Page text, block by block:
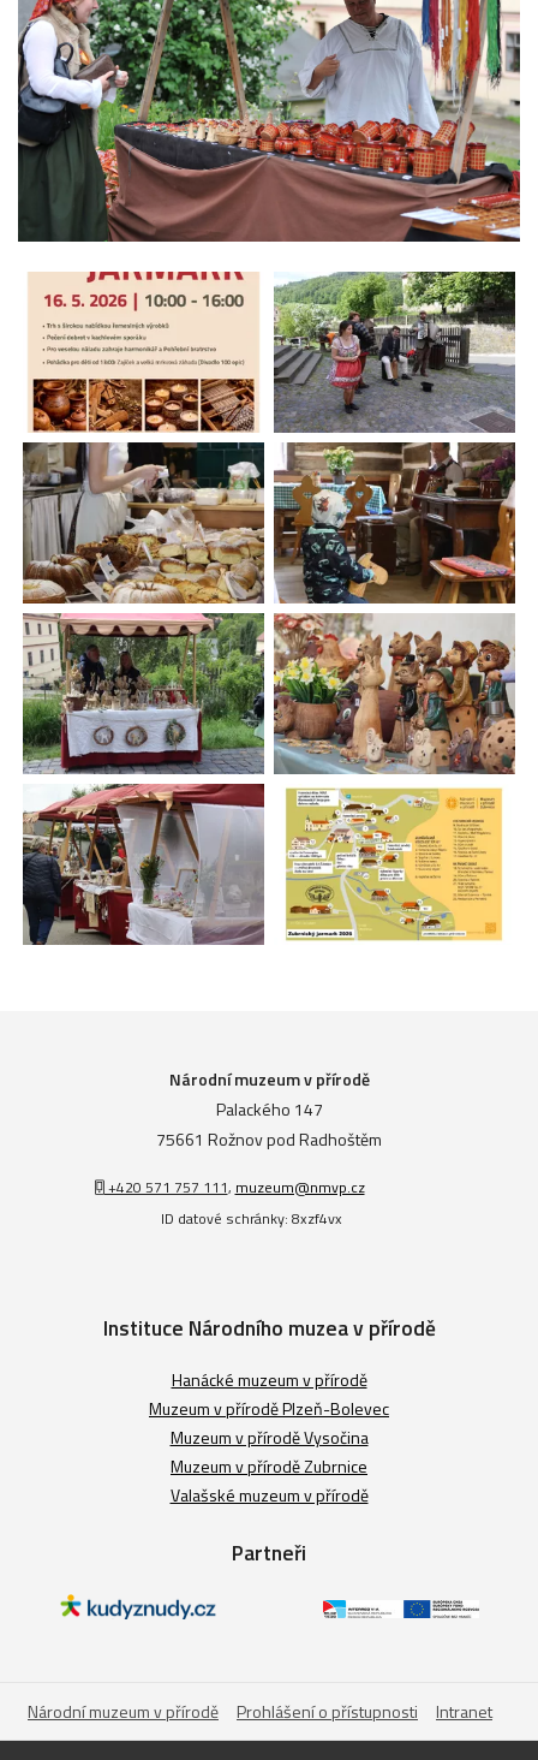
Národní muzeum v přírodě
Palackého 147
75661 Rožnov pod Radhoštěm
+420 571 757 111, muzeum@nmvp.cz
ID datové schránky: 8xzf4vx
Instituce Národního muzea v přírodě
Hanácké muzeum v přírodě
Muzeum v přírodě Plzeň-Bolevec
Muzeum v přírodě Vysočina
Muzeum v přírodě Zubrnice
Valašské muzeum v přírodě
Partneři
Národní muzeum v přírodě Prohlášení o přístupnosti Intranet